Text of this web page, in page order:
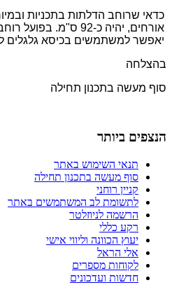
כדאי שרוחב הדלתות בתכניות
יאפשר למשתמשים בכיסא גלגלים
בהצלחה
סוף מעשה בתכנון תחילה
הנצפים ביותר
תנאי השימוש באתר
סוף מעשה בתכנון תחילה
קניין רוחני
לתשומת לב המשתמשים באתר
הרשמה לניוזלטר
רקע כללי
יעוץ הכוונה וליווי אישי
אלי הראל
לקוחות מספרים
חדשות ועדכונים